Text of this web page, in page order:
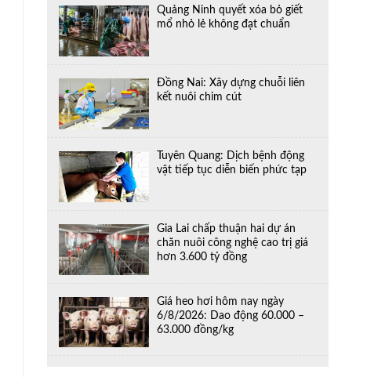
Quảng Ninh quyết xóa bỏ giết
mổ nhỏ lẻ không đạt chuẩn
Đồng Nai: Xây dựng chuỗi liên
kết nuôi chim cút
Tuyên Quang: Dịch bệnh động
vật tiếp tục diễn biến phức tạp
Gia Lai chấp thuận hai dự án
chăn nuôi công nghệ cao trị giá
hơn 3.600 tỷ đồng
Giá heo hơi hôm nay ngày
6/8/2026: Dao động 60.000 –
63.000 đồng/kg